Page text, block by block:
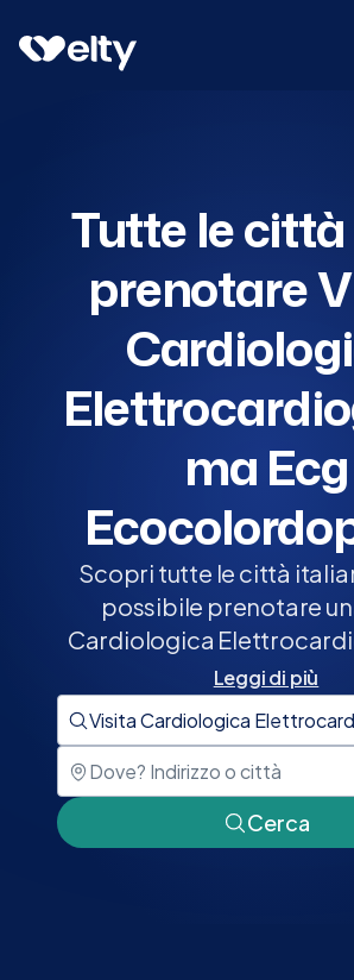
Prenota visita
Tutte le
prenotare
ma Ecg
Scopri tutte le città
possibile prenotare
Cardiologica
Ecg Ecocolordoppler su
la tua città e prenota
struttura più vicino
Leggi di più
Mostra
Cerca